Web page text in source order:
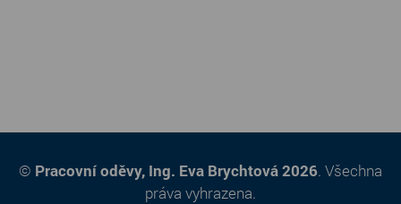
© Pracovní oděvy, Ing. Eva Brychtová 2026. Všechna
práva vyhrazena.